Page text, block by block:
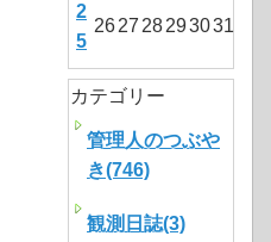
2
5
2627 28293031
カテゴリー
管理人のつぶや
き(746)
観測日誌(3)